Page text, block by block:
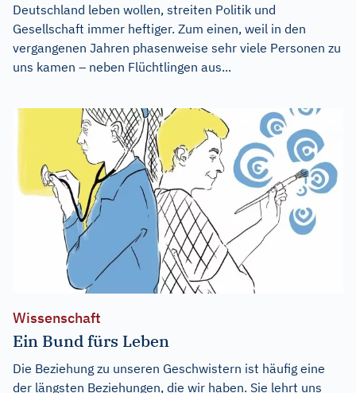
Deutschland leben wollen, streiten Politik und
Gesellschaft immer heftiger. Zum einen, weil in den
vergangenen Jahren phasenweise sehr viele Personen zu
uns kamen – neben Flüchtlingen aus...
Wissenschaft
Ein Bund fürs Leben
Die Beziehung zu unseren Geschwistern ist häufig eine
der längsten Beziehungen, die wir haben. Sie lehrt uns